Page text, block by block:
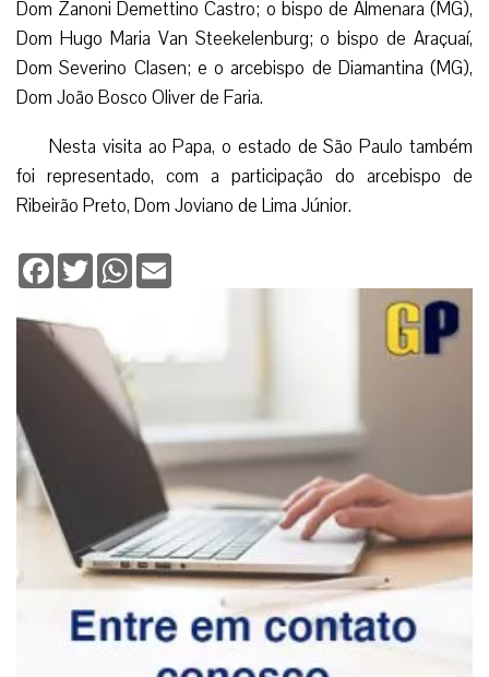
Dom Zanoni Demettino Castro; o bispo de Almenara (MG),
Dom Hugo Maria Van Steekelenburg; o bispo de Araçuaí,
Dom Severino Clasen; e o arcebispo de Diamantina (MG),
Dom João Bosco Oliver de Faria.
Nesta visita ao Papa, o estado de São Paulo também
foi representado, com a participação do arcebispo de
Ribeirão Preto, Dom Joviano de Lima Júnior.
Facebook
TwitterWhatsApp